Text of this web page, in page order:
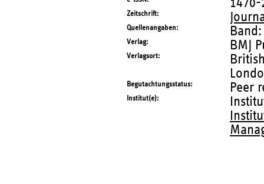
1470-
Zeitschrift
Quellenangaben
Verlag BMJ
Verlagsort
Begutachtungsstatus Peer
Institut(e)